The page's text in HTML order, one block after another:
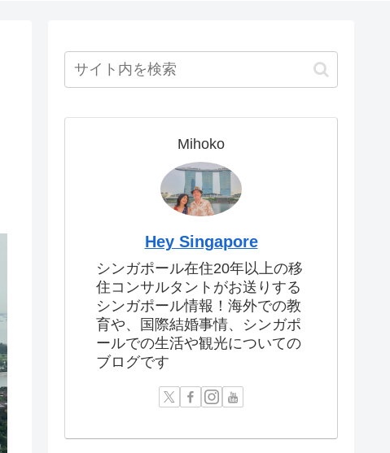
Mihoko
Hey Singapore
シンガポール在住20年以上の移
住コンサルタントがお送りする
シンガポール情報！海外での教
育や、国際結婚事情、シンガポ
ールでの生活や観光についての
ブログです